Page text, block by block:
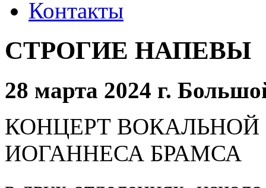
Контакты
СТРОГИЕ НАПЕВЫ
28 марта 2024 г.
КОНЦЕРТ
ИОГАННЕСА БРАМСА